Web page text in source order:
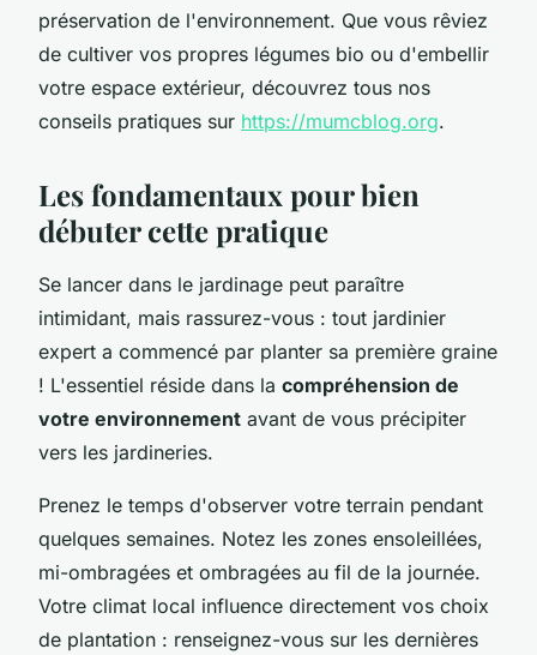
préservation de l'environnement. Que vous rêviez
de cultiver vos propres légumes bio ou d'embellir
votre espace extérieur, découvrez tous nos
conseils pratiques sur https://mumcblog.org.
Les fondamentaux pour bien
débuter cette pratique
Se lancer dans le jardinage peut paraître
intimidant, mais rassurez-vous : tout jardinier
expert a commencé par planter sa première graine
! L'essentiel réside dans la compréhension de
votre environnement avant de vous précipiter
vers les jardineries.
Prenez le temps d'observer votre terrain pendant
quelques semaines. Notez les zones ensoleillées,
mi-ombragées et ombragées au fil de la journée.
Votre climat local influence directement vos choix
de plantation : renseignez-vous sur les dernières